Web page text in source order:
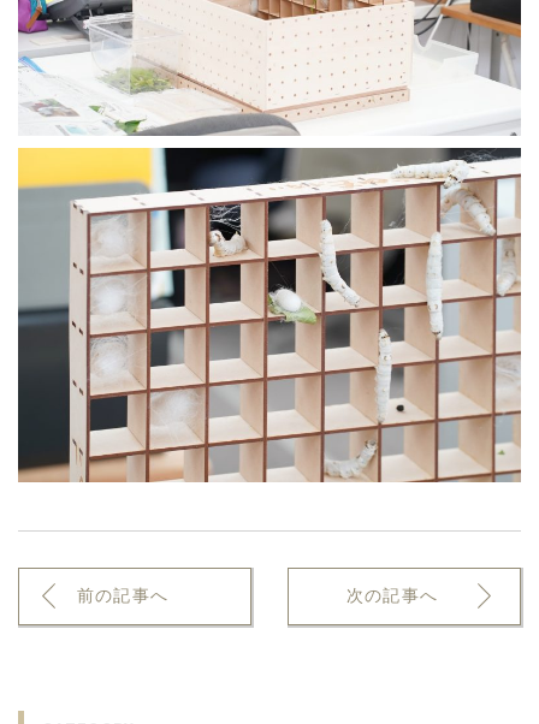
前の記事へ 次の記事へ